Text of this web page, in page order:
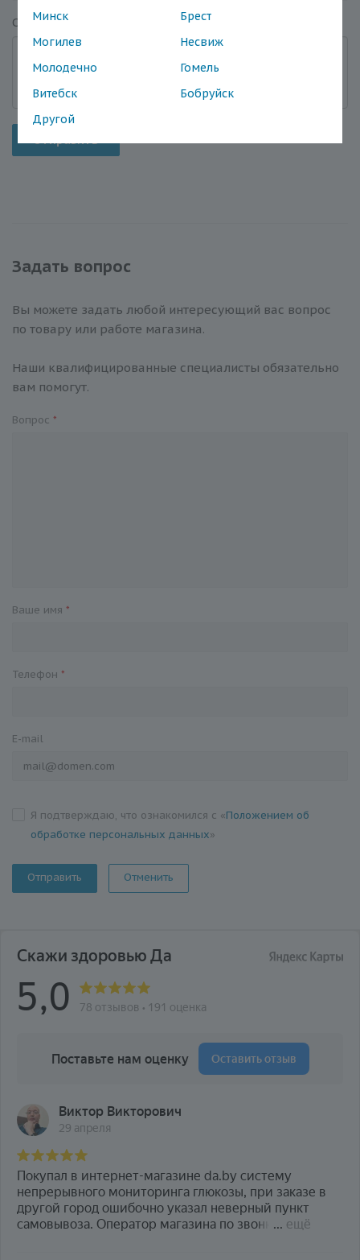
Минск
Брест
Могилев
Несвиж
Молодечно
Гомель
Витебск
Бобруйск
Другой
Отзыв*
Задать вопрос
Вы можете задать любой интересующий вас вопрос
по товару или работе магазина.
Наши квалифицированные специалисты обязательно
вам помогут.
Вопрос *
Ваше имя *
Телефон *
E-mail
Я подтверждаю, что ознакомился с «Положением об
обработке персональных данных»
Отменить